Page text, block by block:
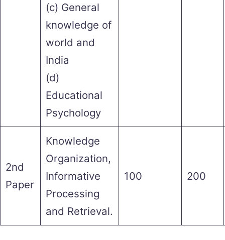
(c) General
knowledge of
world and
India
(d)
Educational
Psychology
2nd
Paper
Knowledge
Organization,
Informative
Processing
and Retrieval.
100 200